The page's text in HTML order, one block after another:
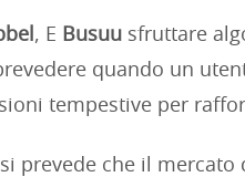
, E Busuu sfruttare
quando un
tempestive per
prevede che il